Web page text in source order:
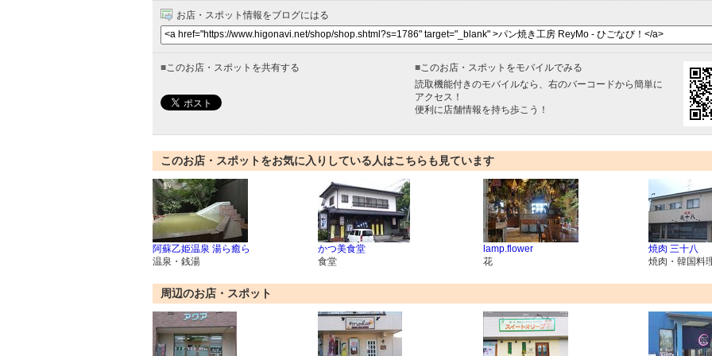
お店・スポット情報をブログにはる
■ このお店・スポットを共有する ■ このお店・スポットをモバイルでみる
読取機能付きのモバイルなら、右のバーコードから簡単に
アクセス！
便利に店舗情報を持ち歩こう！
このお店・スポットをお気に入りしている人はこちらも見ています
阿蘇乙姫温泉 湯ら癒ら
温泉・銭湯
かつ美食堂
食堂
lamp.flower
花
焼肉 三十八
焼肉・韓国料
周辺のお店・スポット